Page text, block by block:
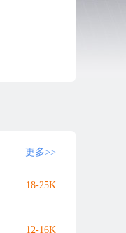
更多>>
18-25K
12-16K